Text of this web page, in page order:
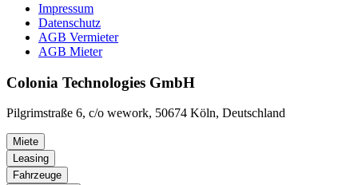
Impressum
Datenschutz
AGB Vermieter
AGB Mieter
Colonia Technologies GmbH
Pilgrimstraße 6, c/o wework, 50674 Köln, Deutschland
Miete
Leasing
Fahrzeuge